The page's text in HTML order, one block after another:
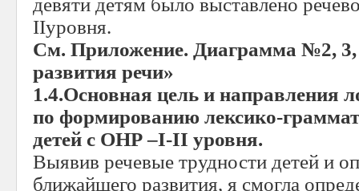
девяти детям было выставлено
IIуровня.
См. Приложение. Диаграмма №2,
развития речи»
1.4.Основная цель и направления
по формированию лексико-
детей с ОНР –I-II уровня.
Выявив речевые трудности детей и
ближайшего развития, я смогла